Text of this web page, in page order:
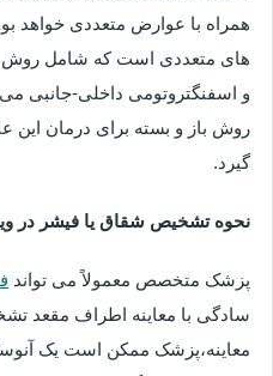
همراه با عوارض متعددی خواهد
های متعددی است که شامل روش
و اسفنگتروتومی داخلی-جانبی
روش باز و بسته برای درمان این
گیرد.
نحوه تشخیص شقاق یا فیشر در
پزشک متخصص معمولاً می تواند
سادگی با معاینه اطراف مقعد
معاینه،پزشک ممکن است یک